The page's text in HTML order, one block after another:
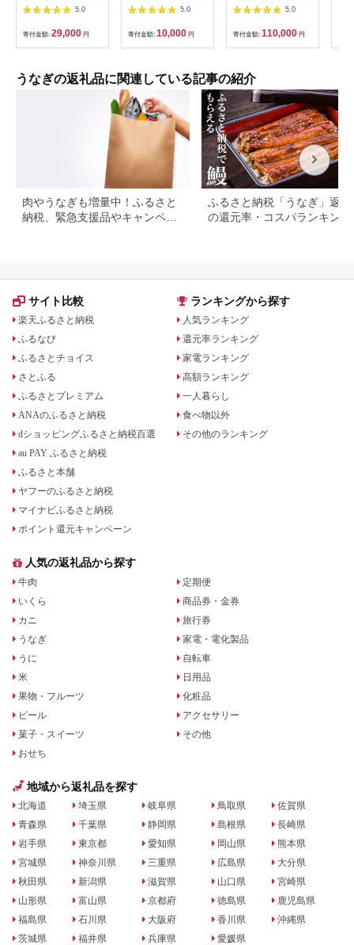
なぎ専門店「万のせ」
加工品 詰め合わせ 詰
合わ ギフト 贈答 贈り
物 手土産 御祝 お祝い
鹿児島うなぎ 鰻 ウナ
の日 蒲焼き 白焼き う
な重 たれ だし 山椒
5.0
寄付金額: 29,000 円
国産 鰻 ごはん たれ
出汁つき 冷蔵便 1人
分 国産鰻 国産うなぎ
うな重 ひつまぶし 冷
蔵 ギフト プレゼント
るだけ 10000円 1万
円 料理店 玉子屋別館
玉辰楼 岐阜県 大垣市
5.0
寄付金額: 10,000 円
160g)＜計約3.2kg＞
5.0
寄付金額: 110,000 円
うなぎの返礼品に関連している記事の紹介
肉やうなぎも増量中！ふるさと
納税、緊急支援品やキャンペー
ふるさと納税「うなぎ」返礼
の還元率・コスパランキング
サイト比較
楽天ふるさと納税
ふるなび
ふるさとチョイス
さとふる
ふるさとプレミアム
ANAのふるさと納税
dショッピングふるさと納税百選
au PAY ふるさと納税
ふるさと本舗
ヤフーのふるさと納税
マイナビふるさと納税
ポイント還元キャンペーン
ランキングから探す
人気ランキング
還元率ランキング
家電ランキング
高額ランキング
一人暮らし
食べ物以外
その他のランキング
人気の返礼品から探す
牛肉
いくら
カニ
うなぎ
うに
米
果物・フルーツ
ビール
菓子・スイーツ
おせち
定期便
商品券・金券
旅行券
家電・電化製品
自転車
日用品
化粧品
アクセサリー
その他
地域から返礼品を探す
北海道
青森県
岩手県
宮城県
秋田県
山形県
福島県
茨城県
埼玉県
千葉県
東京都
神奈川県
新潟県
富山県
石川県
福井県
岐阜県
静岡県
愛知県
三重県
滋賀県
京都府
大阪府
兵庫県
鳥取県
島根県
岡山県
広島県
山口県
徳島県
香川県
愛媛県
佐賀県
長崎県
熊本県
大分県
宮崎県
鹿児島県
沖縄県